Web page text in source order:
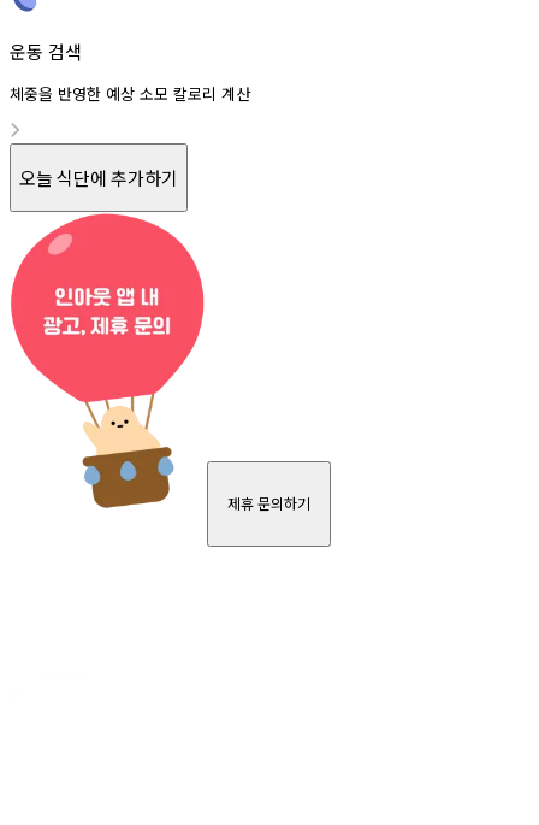
운동 검색
체중을 반영한 예상 소모 칼로리 계산
오늘 식단에 추가하기
제휴 문의하기